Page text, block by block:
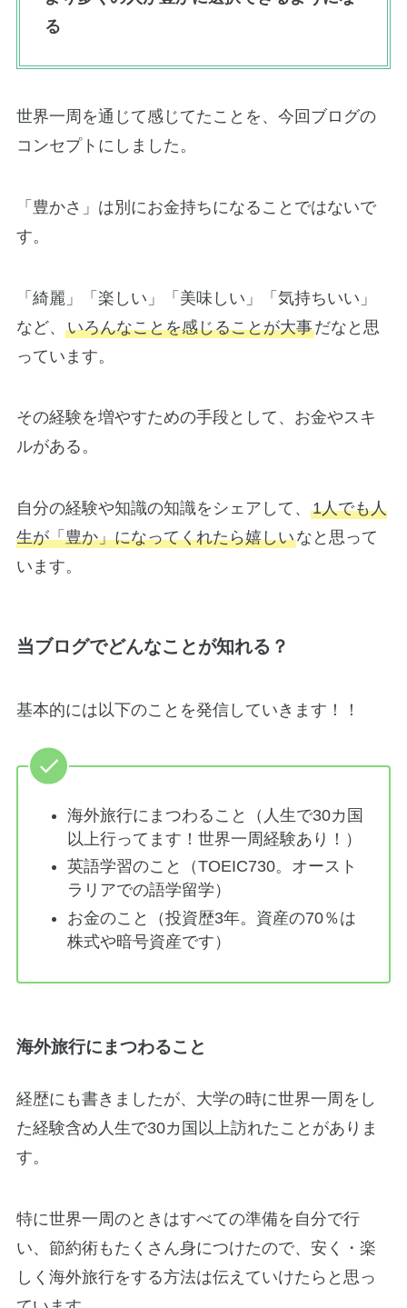
る
世界一周を通じて感じてたことを、今回ブログの
コンセプトにしました。
「豊かさ」は別にお金持ちになることではないで
す。
「綺麗」「楽しい」「美味しい」「気持ちいい」
など、 いろんなことを感じることが大事だなと思
っています。
その経験を増やすための手段として、お金やスキ
ルがある。
自分の経験や知識の知識をシェアして、 1人でも人
生が「豊か」になってくれたら嬉しいなと思って
います。
当ブログでどんなことが知れる？
基本的には以下のことを発信していきます！！
海外旅行にまつわること（人生で30カ国
以上行ってます！世界一周経験あり！）
英語学習のこと（TOEIC730。オースト
ラリアでの語学留学）
お金のこと（投資歴3年。資産の70％は
株式や暗号資産です）
海外旅行にまつわること
経歴にも書きましたが、大学の時に世界一周をし
た経験含め人生で30カ国以上訪れたことがありま
す。
特に世界一周のときはすべての準備を自分で行
い、節約術もたくさん身につけたので、安く・楽
しく海外旅行をする方法は伝えていけたらと思っ